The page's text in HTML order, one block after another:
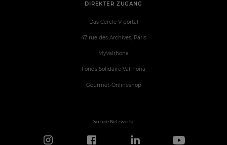
DIREKTER ZUGANG
Das Cercle V portal
47 rue des Archives, Paris
MyValrhona
Fonds Solidaire Valrhona
Gourmet-Onlineshop
Soziale Netzwerke